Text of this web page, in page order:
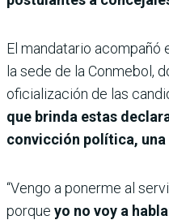
El mandatario acompañó
la sede de la Conmebol,
oficialización de las
que brinda estas
convicción política,
“Vengo a ponerme al
porque yo no voy a